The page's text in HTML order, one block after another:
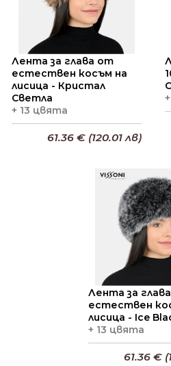
Лента за глава от
естествен косъм на
лисица - Кристал
Светла
+ 13 цвята
Добави в кошницата
61.36 € (120.01 лв)
Лента за
естествен
лисица - Ice
+ 13 цвята
61.36 €